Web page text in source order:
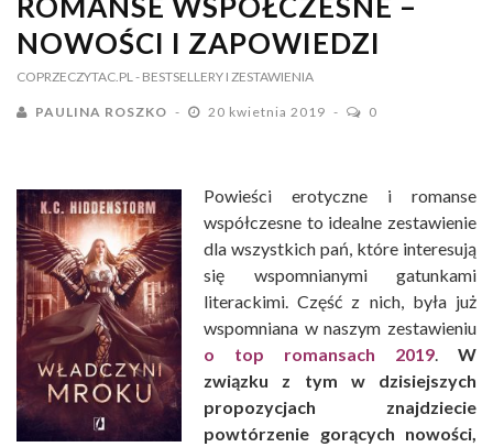
NOWOŚCI I ZAPOWIEDZI
COPRZECZYTAC.PL - BESTSELLERY I ZESTAWIENIA
PAULINA ROSZKO 20 kwietnia 2019 0
Powieści erotyczne i romanse
współczesne to idealne zestawienie
dla wszystkich pań, które interesują
się wspomnianymi gatunkami
literackimi. Część z nich, była już
wspomniana w naszym zestawieniu
o top romansach 2019. W
związku z tym w dzisiejszych
propozycjach znajdziecie
powtórzenie gorących nowości,